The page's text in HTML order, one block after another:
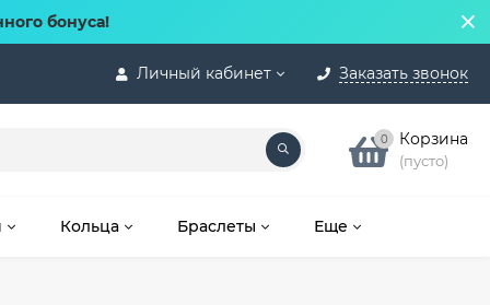
бонуса!
Личный кабинет Заказать звонок
0 Корзина
(пусто)
Кольца Браслеты Еще